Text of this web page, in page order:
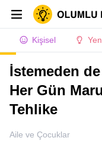
Kişisel
İstemeden de
Her Gün
Tehlike
Aile ve Çocuklar